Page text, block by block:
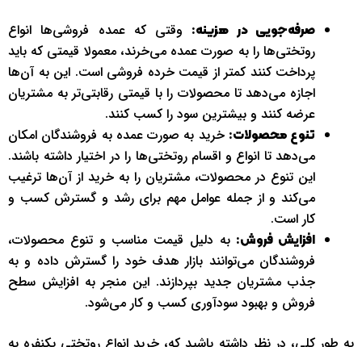
صرفه‌جویی در هزینه: وقتی که عمده فروشی‌ها انواع
روتختی‌ها را به صورت عمده می‌خرند، معمولا قیمتی که باید
پرداخت کنند کمتر از قیمت خرده فروشی است. این به آن‌ها
اجازه می‌دهد تا محصولات را با قیمتی رقابتی‌تر به مشتریان
عرضه کنند و بیشترین سود را کسب کنند.
تنوع محصولات: خرید به صورت عمده به فروشندگان امکان
می‌دهد تا انواع و اقسام روتختی‌ها را در اختیار داشته باشند.
این تنوع در محصولات، مشتریان را به خرید از آن‌ها ترغیب
می‌کند و از جمله عوامل مهم برای رشد و گسترش کسب و
کار است.
افزایش فروش: به دلیل قیمت مناسب و تنوع محصولات،
فروشندگان می‌توانند بازار هدف خود را گسترش داده و به
جذب مشتریان جدید بپردازند. این منجر به افزایش سطح
فروش و بهبود سودآوری کسب و کار می‌شود.